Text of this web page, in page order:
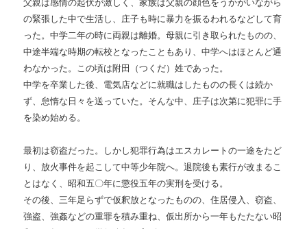
父親は感情の起伏が激しく、家族は父親の顔色をうかがいながら
の緊張した中で生活し、庄子も時に暴力を振るわれるなどして育
った。中学二年の時に両親は離婚。母親に引き取られたものの、
中途半端な時期の転校となったこともあり、中学へはほとんど通
わなかった。この頃は附田（つくだ）姓であった。
中学を卒業した後、電気店などに就職はしたものの長くは続か
ず、怠惰な日々を送っていた。そんな中、庄子は次第に犯罪に手
を染め始める。
最初は窃盗だった。しかし犯罪行為はエスカレートの一途をたど
り、放火事件を起こして中等少年院へ。退院後も素行が改まるこ
とはなく、昭和五〇年に懲役五年の実刑を受ける。
その後、三年足らずで仮釈放となったものの、住居侵入、窃盗、
強盗、強姦などの重罪を積み重ね、仮出所から一年もたたない昭